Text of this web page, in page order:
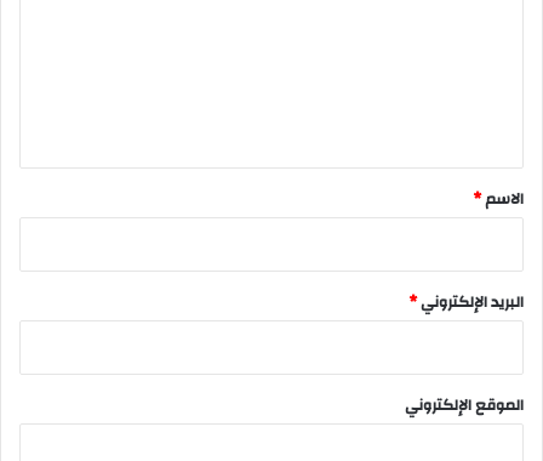
*
الاسم*
البريد الإلكتروني*
الموقع الإلكتروني